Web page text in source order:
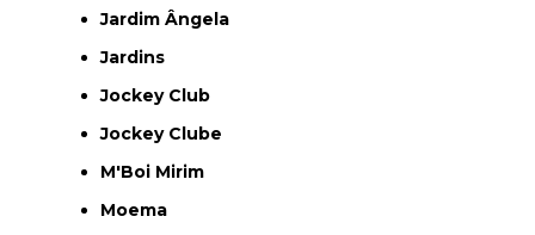
Jardim Ângela
Jardins
Jockey Club
Jockey Clube
M'Boi Mirim
Moema